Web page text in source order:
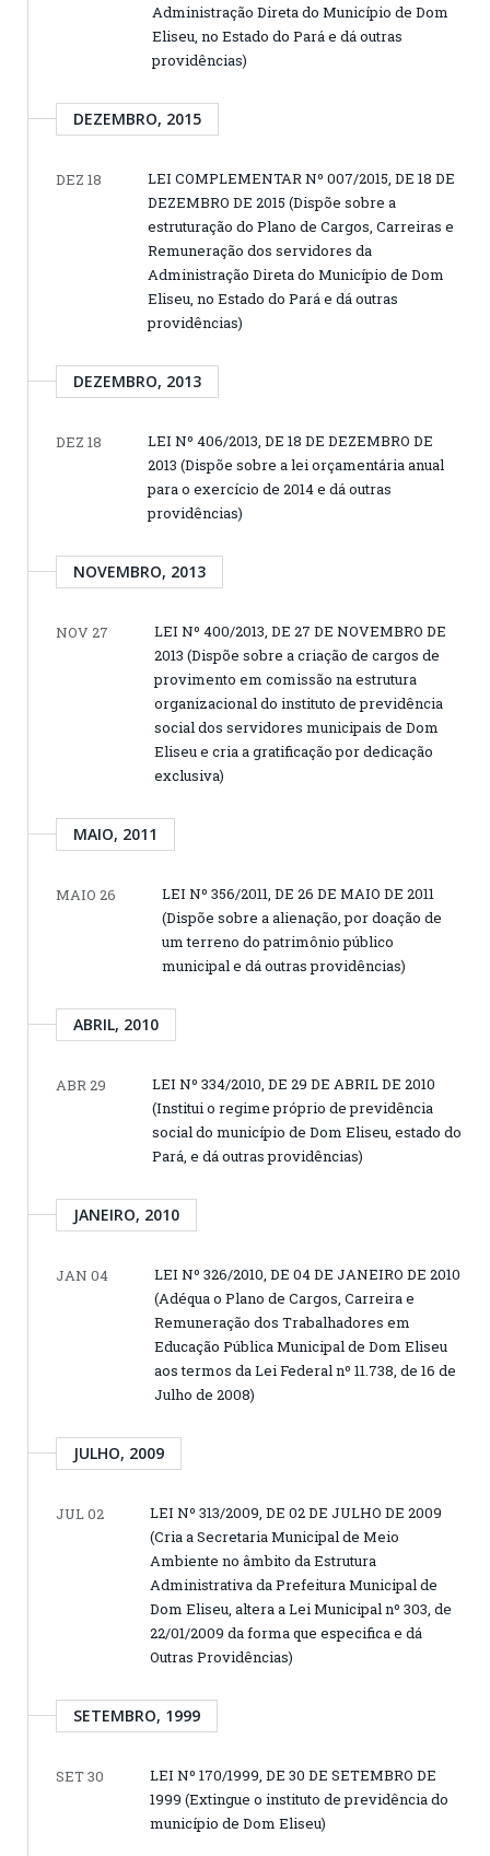
Administração Direta do Município de Dom
Eliseu, no Estado do Pará e dá outras
providências)
DEZEMBRO, 2015
DEZ 18
LEI COMPLEMENTAR Nº 007/2015, DE 18 DE
DEZEMBRO DE 2015 (Dispõe sobre a
estruturação do Plano de Cargos, Carreiras e
Remuneração dos servidores da
Administração Direta do Município de Dom
Eliseu, no Estado do Pará e dá outras
providências)
DEZEMBRO, 2013
DEZ 18
LEI Nº 406/2013, DE 18 DE DEZEMBRO DE
2013 (Dispõe sobre a lei orçamentária anual
para o exercício de 2014 e dá outras
providências)
NOVEMBRO, 2013
NOV 27
LEI Nº 400/2013, DE 27 DE NOVEMBRO DE
2013 (Dispõe sobre a criação de cargos de
provimento em comissão na estrutura
organizacional do instituto de previdência
social dos servidores municipais de Dom
Eliseu e cria a gratificação por dedicação
exclusiva)
MAIO, 2011
MAIO 26
LEI Nº 356/2011, DE 26 DE MAIO DE 2011
(Dispõe sobre a alienação, por doação de
um terreno do patrimônio público
municipal e dá outras providências)
ABRIL, 2010
ABR 29
LEI Nº 334/2010, DE 29 DE ABRIL DE 2010
(Institui o regime próprio de previdência
social do município de Dom Eliseu, estado do
Pará, e dá outras providências)
JANEIRO, 2010
JAN 04
LEI Nº 326/2010, DE 04 DE JANEIRO DE 2010
(Adéqua o Plano de Cargos, Carreira e
Remuneração dos Trabalhadores em
Educação Pública Municipal de Dom Eliseu
aos termos da Lei Federal nº 11.738, de 16 de
Julho de 2008)
JULHO, 2009
JUL 02
LEI Nº 313/2009, DE 02 DE JULHO DE 2009
(Cria a Secretaria Municipal de Meio
Ambiente no âmbito da Estrutura
Administrativa da Prefeitura Municipal de
Dom Eliseu, altera a Lei Municipal nº 303, de
22/01/2009 da forma que especifica e dá
Outras Providências)
SETEMBRO, 1999
SET 30
LEI Nº 170/1999, DE 30 DE SETEMBRO DE
1999 (Extingue o instituto de previdência do
município de Dom Eliseu)